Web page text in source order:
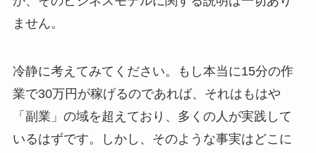
ません。
冷静に考えてみてください。もし本当に15分の作
業で30万円が稼げるのであれば、それはもはや
「副業」の域を超えており、多くの人が実践して
いるはずです。しかし、そのような事実はどこに